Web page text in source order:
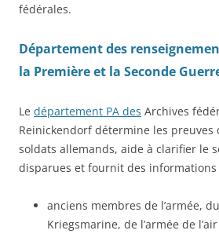
fédérales.
Département des
la Première et la Seconde
Le département PA des Archives
Reinickendorf détermine les preuves
soldats allemands, aide à clarifier le
disparues et fournit des
anciens membres de l’armée,
Kriegsmarine, de l’armée de l’air